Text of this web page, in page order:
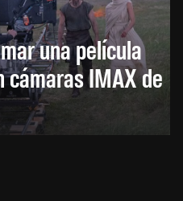
una película
IMAX de